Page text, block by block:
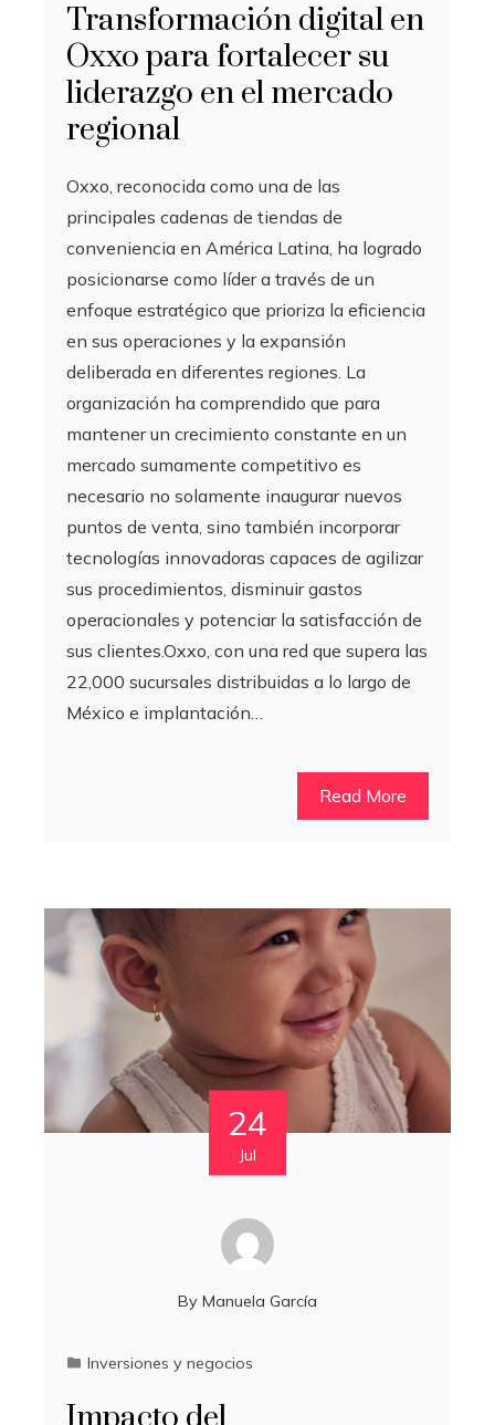
Transformación digital en
Oxxo para fortalecer su
liderazgo en el mercado
regional
Oxxo, reconocida como una de las
principales cadenas de tiendas de
conveniencia en América Latina, ha logrado
posicionarse como líder a través de un
enfoque estratégico que prioriza la eficiencia
en sus operaciones y la expansión
deliberada en diferentes regiones. La
organización ha comprendido que para
mantener un crecimiento constante en un
mercado sumamente competitivo es
necesario no solamente inaugurar nuevos
puntos de venta, sino también incorporar
tecnologías innovadoras capaces de agilizar
sus procedimientos, disminuir gastos
operacionales y potenciar la satisfacción de
sus clientes.Oxxo, con una red que supera las
22,000 sucursales distribuidas a lo largo de
México e implantación…
Read More
24
Jul
By Manuela García
Inversiones y negocios